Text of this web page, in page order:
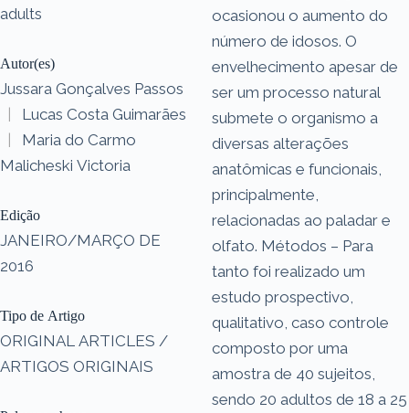
adults
Autor(es)
Jussara Gonçalves Passos
|
Lucas Costa Guimarães
|
Maria do Carmo
Malicheski Victoria
Edição
JANEIRO/MARÇO DE
2016
Tipo de Artigo
ORIGINAL ARTICLES /
ARTIGOS ORIGINAIS
ocasionou o aumento do
número de idosos. O
envelhecimento apesar de
ser um processo natural
submete o organismo a
diversas alterações
anatômicas e funcionais,
principalmente,
relacionadas ao paladar e
olfato. Métodos – Para
tanto foi realizado um
estudo prospectivo,
qualitativo, caso controle
composto por uma
amostra de 40 sujeitos,
sendo 20 adultos de 18 a 25